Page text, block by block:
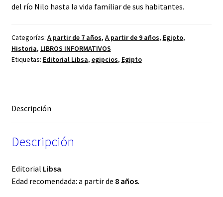
del río Nilo hasta la vida familiar de sus habitantes.
Categorías: A partir de 7 años, A partir de 9 años, Egipto,
Historia, LIBROS INFORMATIVOS
Etiquetas: Editorial Libsa, egipcios, Egipto
Descripción
Descripción
Editorial Libsa.
Edad recomendada: a partir de 8 años.